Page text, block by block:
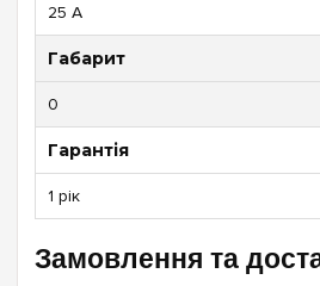
25 А
Габарит
0
Гарантія
1 рік
Замовлення та